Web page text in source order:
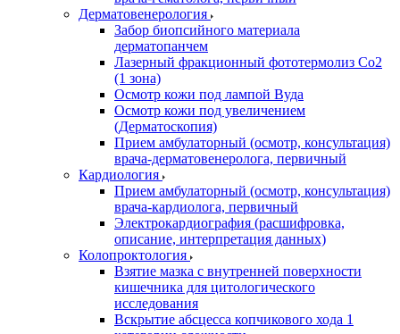
Дерматовенерология
Забор биопсийного материала
дерматопанчем
Лазерный фракционный фототермолиз Со2
(1 зона)
Осмотр кожи под лампой Вуда
Осмотр кожи под увеличением
(Дерматоскопия)
Прием амбулаторный (осмотр, консультация)
врача-дерматовенеролога, первичный
Кардиология
Прием амбулаторный (осмотр, консультация)
врача-кардиолога, первичный
Электрокардиография (расшифровка,
описание, интерпретация данных)
Колопроктология
Взятие мазка с внутренней поверхности
кишечника для цитологического
исследования
Вскрытие абсцесса копчикового хода 1